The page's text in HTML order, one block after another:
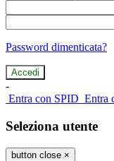
Password dimenticata?
-
Entra con SPID Entra
Seleziona utente
button close ×